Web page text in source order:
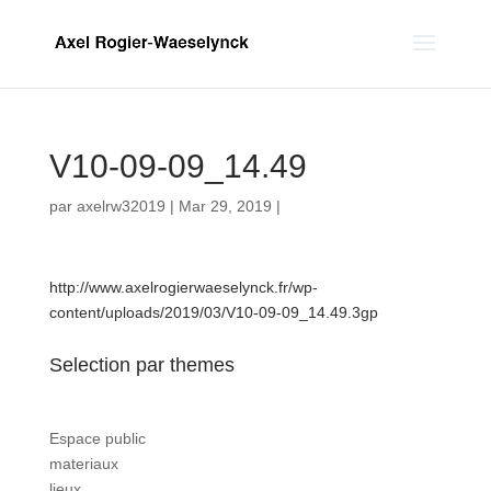
V10-09-09_14.49
par axelrw32019 | Mar 29, 2019 |
http://www.axelrogierwaeselynck.fr/wp-
content/uploads/2019/03/V10-09-09_14.49.3gp
Selection par themes
Espace public
materiaux